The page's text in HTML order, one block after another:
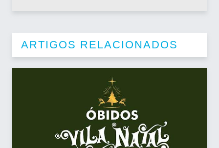
ARTIGOS RELACIONADOS